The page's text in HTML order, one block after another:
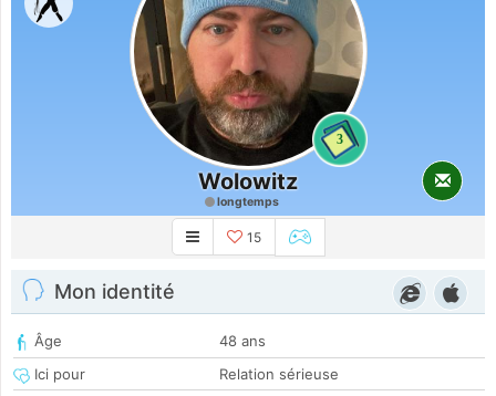
3
Wolowitz
longtemps
15
Mon identité
Âge
48 ans
Ici pour
Relation sérieuse